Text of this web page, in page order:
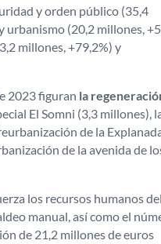
y orden público (35,4
urbanismo (20,2 millones,
millones, +79,2%) y
2023 figuran la
El Somni (3,3 millones),
de la
de la avenida de
los recursos humanos del
manual, así como el
de 21,2 millones de euros